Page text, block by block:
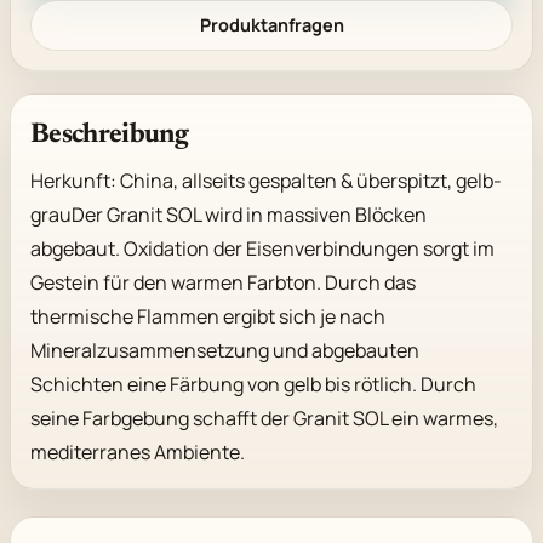
Produktanfragen
Beschreibung
Herkunft: China, allseits gespalten & überspitzt, gelb-
grauDer Granit SOL wird in massiven Blöcken
abgebaut. Oxidation der Eisenverbindungen sorgt im
Gestein für den warmen Farbton. Durch das
thermische Flammen ergibt sich je nach
Mineralzusammensetzung und abgebauten
Schichten eine Färbung von gelb bis rötlich. Durch
seine Farbgebung schafft der Granit SOL ein warmes,
mediterranes Ambiente.